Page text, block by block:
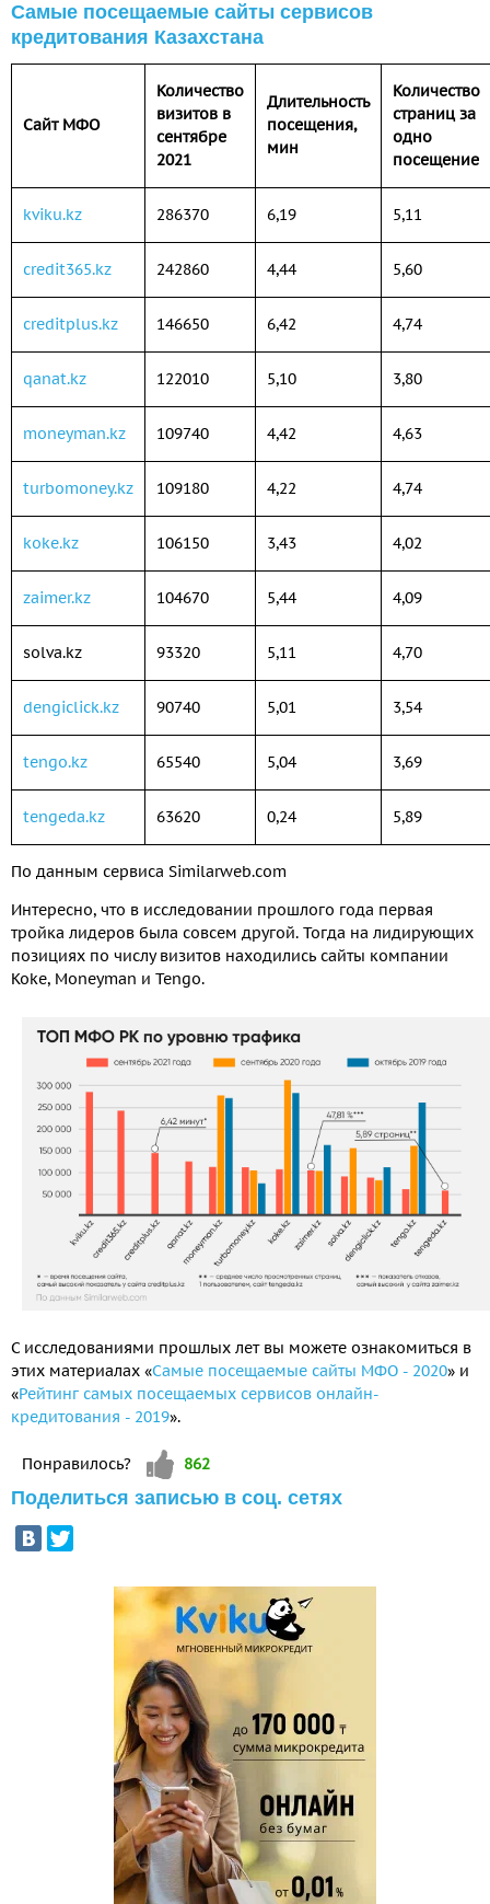
Самые посещаемые сайты сервисов
кредитования Казахстана
Сайт МФО
Количество
визитов в
сентябре
2021
Длительность
посещения,
мин
Количество
страниц за
одно
посещение
kviku.kz 286370 6,19 5,11
credit365.kz 242860 4,44 5,60
creditplus.kz 146650 6,42 4,74
qanat.kz 122010 5,10 3,80
moneyman.kz 109740 4,42 4,63
turbomoney.kz 109180 4,22 4,74
koke.kz 106150 3,43 4,02
zaimer.kz 104670 5,44 4,09
solva.kz 93320 5,11 4,70
dengiclick.kz 90740 5,01 3,54
tengo.kz 65540 5,04 3,69
tengeda.kz 63620 0,24 5,89
По данным сервиса Similarweb.com
Интересно, что в исследовании прошлого года первая
тройка лидеров была совсем другой. Тогда на лидирующих
позициях по числу визитов находились сайты компании
Koke, Moneyman и Tengo.
С исследованиями прошлых лет вы можете ознакомиться в
этих материалах «Самые посещаемые сайты МФО - 2020» и
«Рейтинг самых посещаемых сервисов онлайн-
кредитования - 2019».
Понравилось? Vote up!
862
Поделиться записью в соц. сетях